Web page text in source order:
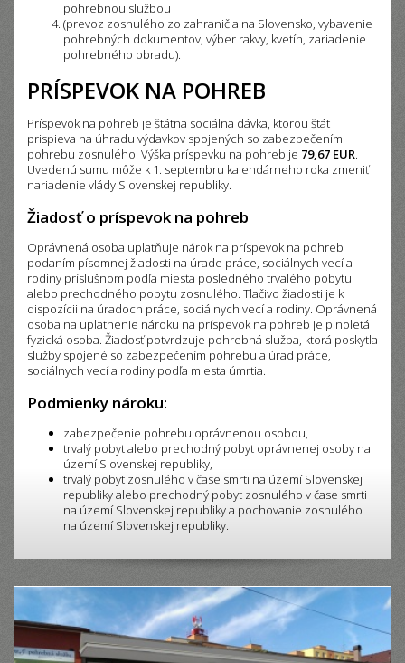
pohrebnou službou
(prevoz zosnulého zo zahraničia na Slovensko, vybavenie
pohrebných dokumentov, výber rakvy, kvetín, zariadenie
pohrebného obradu).
PRÍSPEVOK NA POHREB
Príspevok na pohreb je štátna sociálna dávka, ktorou štát
prispieva na úhradu výdavkov spojených so zabezpečením
pohrebu zosnulého. Výška príspevku na pohreb je 79,67 EUR.
Uvedenú sumu môže k 1. septembru kalendárneho roka zmeniť
nariadenie vlády Slovenskej republiky.
Žiadosť o príspevok na pohreb
Oprávnená osoba uplatňuje nárok na príspevok na pohreb
podaním písomnej žiadosti na úrade práce, sociálnych vecí a
rodiny príslušnom podľa miesta posledného trvalého pobytu
alebo prechodného pobytu zosnulého. Tlačivo žiadosti je k
dispozícii na úradoch práce, sociálnych vecí a rodiny. Oprávnená
osoba na uplatnenie nároku na príspevok na pohreb je plnoletá
fyzická osoba. Žiadosť potvrdzuje pohrebná služba, ktorá poskytla
služby spojené so zabezpečením pohrebu a úrad práce,
sociálnych vecí a rodiny podľa miesta úmrtia.
Podmienky nároku:
zabezpečenie pohrebu oprávnenou osobou,
trvalý pobyt alebo prechodný pobyt oprávnenej osoby na
území Slovenskej republiky,
trvalý pobyt zosnulého v čase smrti na území Slovenskej
republiky alebo prechodný pobyt zosnulého v čase smrti
na území Slovenskej republiky a pochovanie zosnulého
na území Slovenskej republiky.